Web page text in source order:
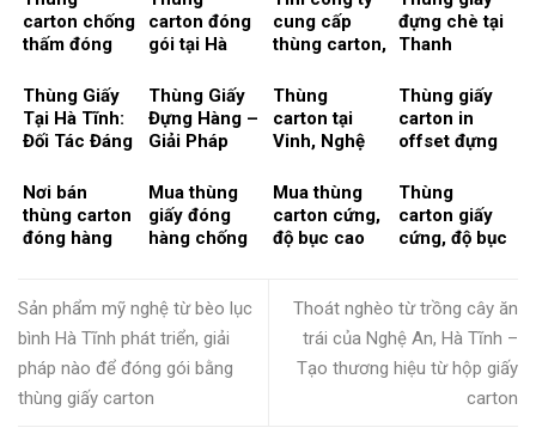
Thiết Kế Tiếp
Cận Thị
Trường
thương hiệu
từ hộp giấy
carton
pháp nào để
đóng gói
giấy carton
carton chống
thấm đóng
Sự nổi lên
của Nghệ An,
Hà Tĩnh
trong ngành
thuỷ sản
carton đóng
gói tại Hà
hướng quảng
bá sản phẩm
cung cấp
thùng carton,
Nghệ An, Hà
Tĩnh
đựng chè tại
Thanh
Nghệ An
Thùng Giấy
Tại Hà Tĩnh:
Đối Tác Đáng
Đựng Kẹo Cu
Đơ, Cam Và
Các Sản
Phẩm Thủ
Nghệ, May
Mặc…
Thùng Giấy
Đựng Hàng –
Giải Pháp
Tín tại Nghệ
An, Hà Tĩnh
và Quảng
Bình
Thùng
carton tại
Vinh, Nghệ
vùng lân cận
Hà Tĩnh,
Quảng Bình…
Thùng giấy
carton in
offset đựng
dưỡng và giải
pháp giá cả
Nơi bán
thùng carton
đóng hàng
HCM, Đồng
Nai, Bình
Dương, Long
An?
Mua thùng
giấy đóng
hàng chống
tại Tp.HCM,
Đồng Nai,
Bình Dương,
…?
Mua thùng
carton cứng,
độ bục cao
Long An, Tây
Ninh, Bình
Dương, Đồng
Thùng
carton giấy
cứng, độ bục
Ninh…
Sản phẩm mỹ nghệ từ bèo lục
bình Hà Tĩnh phát triển, giải
pháp nào để đóng gói bằng
thùng giấy carton
Thoát nghèo từ trồng cây ăn
trái của Nghệ An, Hà Tĩnh –
Tạo thương hiệu từ hộp giấy
carton